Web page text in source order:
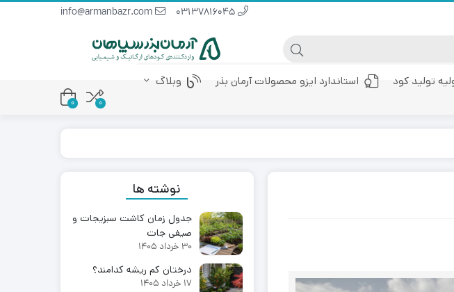
تولید کود استاندارد ایزو محصولات آرمان بذر وبلاگ
0
0
نوشته ها
جدول زمان کاشت سبزیجات و
صیفی جات
30 خرداد 1405
درختان کم ریشه کدامند؟
17 خرداد 1405